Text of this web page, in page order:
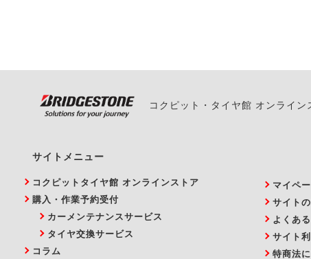
また、やむを得ない事
コクピット・タイヤ館 オンライン
サイトメニュー
コクピットタイヤ館 オンラインストア
購入・作業予約受付
カーメンテナンスサービス
タイヤ交換サービス
コラム
マイペ
サイト
よくあ
サイト
特商法